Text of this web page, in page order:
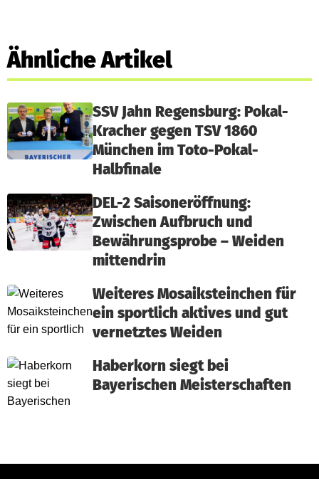
Ähnliche Artikel
SSV Jahn Regensburg: Pokal-
Kracher gegen TSV 1860
München im Toto-Pokal-
Halbfinale
DEL-2 Saisoneröffnung:
Zwischen Aufbruch und
Bewährungsprobe – Weiden
mittendrin
Weiteres Mosaiksteinchen für
ein sportlich aktives und gut
vernetztes Weiden
Haberkorn siegt bei
Bayerischen Meisterschaften